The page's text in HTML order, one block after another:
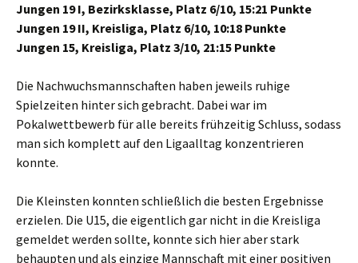
Jungen 19 I, Bezirksklasse, Platz 6/10, 15:21 Punkte
Jungen 19 II, Kreisliga, Platz 6/10, 10:18 Punkte
Jungen 15, Kreisliga, Platz 3/10, 21:15 Punkte
Die Nachwuchsmannschaften haben jeweils ruhige
Spielzeiten hinter sich gebracht. Dabei war im
Pokalwettbewerb für alle bereits frühzeitig Schluss, sodass
man sich komplett auf den Ligaalltag konzentrieren
konnte.
Die Kleinsten konnten schließlich die besten Ergebnisse
erzielen. Die U15, die eigentlich gar nicht in die Kreisliga
gemeldet werden sollte, konnte sich hier aber stark
behaupten und als einzige Mannschaft mit einer positiven